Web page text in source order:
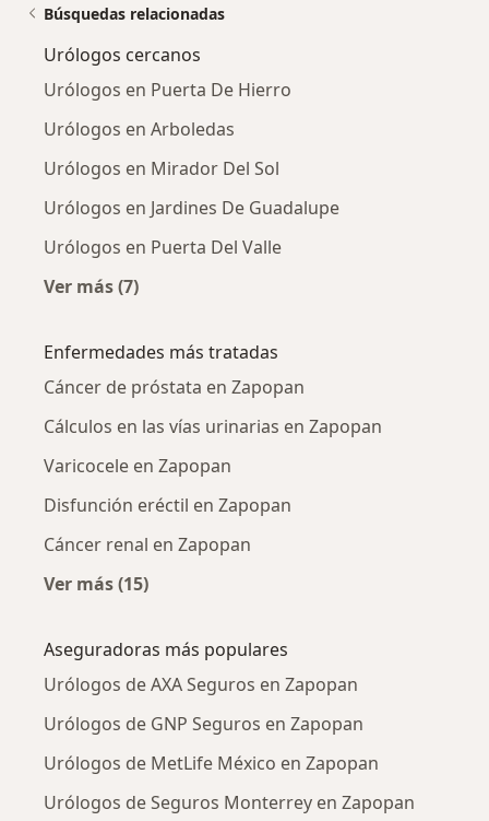
Búsquedas relacionadas
Urólogos cercanos
Urólogos en Puerta De Hierro
Urólogos en Arboledas
Urólogos en Mirador Del Sol
Urólogos en Jardines De Guadalupe
Urólogos en Puerta Del Valle
Ver más (7)
Enfermedades más tratadas
Cáncer de próstata en Zapopan
Cálculos en las vías urinarias en Zapopan
Varicocele en Zapopan
Disfunción eréctil en Zapopan
Cáncer renal en Zapopan
Ver más (15)
Aseguradoras más populares
Urólogos de AXA Seguros en Zapopan
Urólogos de GNP Seguros en Zapopan
Urólogos de MetLife México en Zapopan
Urólogos de Seguros Monterrey en Zapopan